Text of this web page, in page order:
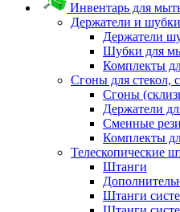
Инвентарь для
Держатели и шубки
Держатели
Шубки для
Комплекты
Сгоны для стекол,
Сгоны
Держатели
Сменные
Комплекты
Телескопические
Штанги
Штанги